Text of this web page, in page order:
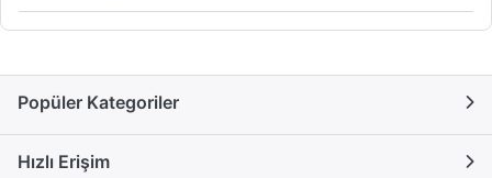
Popüler Kategoriler
Hızlı Erişim